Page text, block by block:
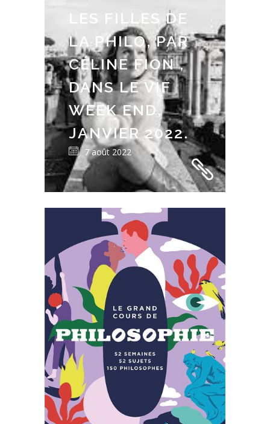
LES FILLES DE
LA PHILO, PAR
CÉLINE FION ,
DANS LE VIF
WEEK END,
JANVIER 2022.
7 août 2022